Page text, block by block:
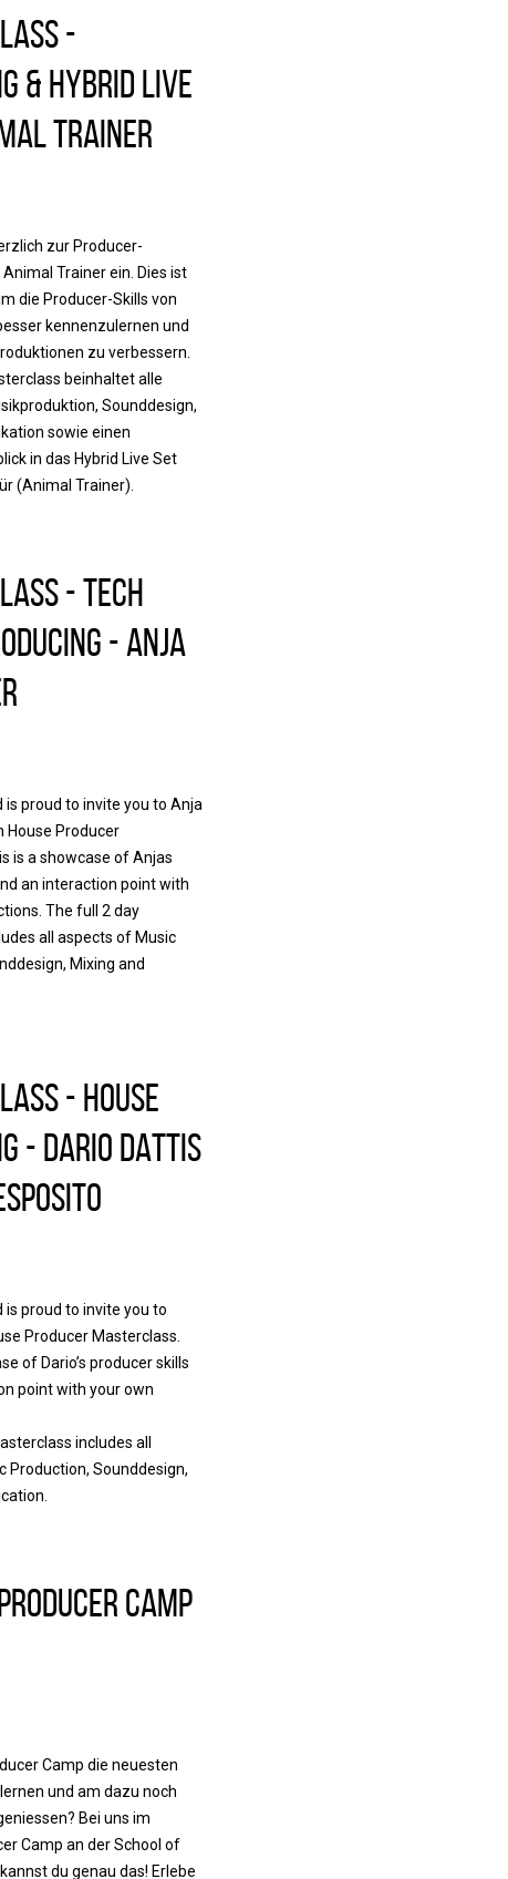
-
& Hybrid Live
Trainer
zur Producer-
Trainer ein. Dies ist
die Producer-Skills von
kennenzulernen und
zu verbessern.
beinhaltet alle
Sounddesign,
sowie einen
in das Hybrid Live Set
(Animal Trainer).
- Tech
- Anja
is proud to invite you to Anja
House Producer
is a showcase of Anjas
an interaction point with
The full 2 day
all aspects of Music
Mixing and
- House
- Dario DAttis
is proud to invite you to
Producer Masterclass.
of Dario’s producer skills
point with your own
includes all
Production, Sounddesign,
Camp
Camp die neuesten
und am dazu noch
Bei uns im
Camp an der School of
du genau das! Erlebe